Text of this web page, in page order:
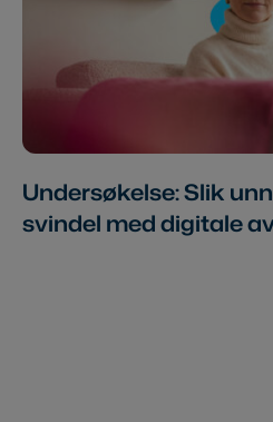
Undersøkelse: Slik
svindel med digitale